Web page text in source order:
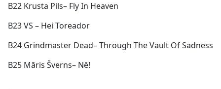
B22 Krusta Pils– Fly In Heaven
B23 VS – Hei Toreador
B24 Grindmaster Dead– Through The Vault Of Sadness
B25 Māris Šverns– Nē!